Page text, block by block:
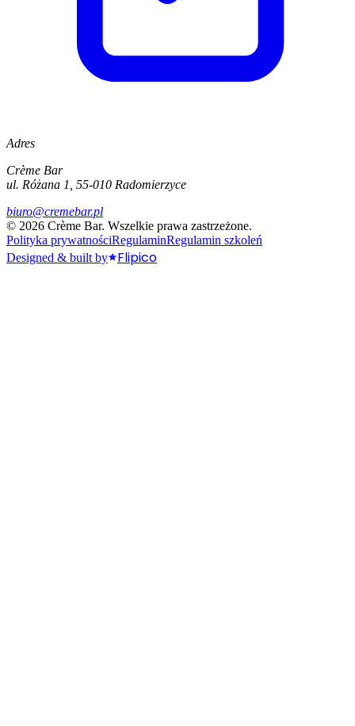
Adres
Crème Bar
ul. Różana 1, 55-010 Radomierzyce
biuro@cremebar.pl
© 2026 Crème Bar. Wszelkie prawa zastrzeżone.
Polityka prywatnościRegulaminRegulamin szkoleń
Designed & built by
Flipico